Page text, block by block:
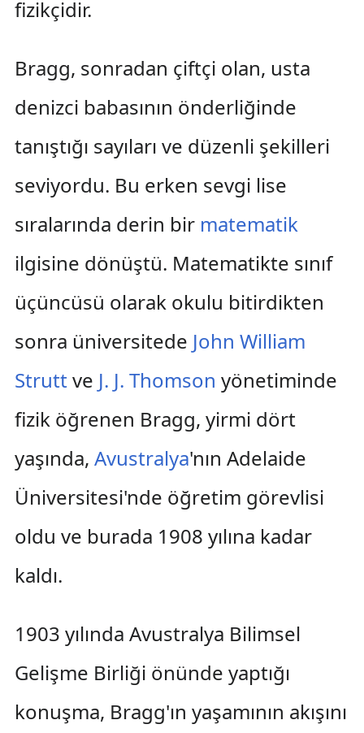
fizikçidir.
Bragg, sonradan çiftçi olan, usta
denizci babasının önderliğinde
tanıştığı sayıları ve düzenli şekilleri
seviyordu. Bu erken sevgi lise
sıralarında derin bir matematik
ilgisine dönüştü. Matematikte sınıf
üçüncüsü olarak okulu bitirdikten
sonra üniversitede John William
Struttve J. J. Thomson yönetiminde
fizik öğrenen Bragg, yirmi dört
yaşında, Avustralya'nın Adelaide
Üniversitesi'nde öğretim görevlisi
oldu ve burada 1908 yılına kadar
kaldı.
1903 yılında Avustralya Bilimsel
Gelişme Birliği önünde yaptığı
konuşma, Bragg'ın yaşamının akışını